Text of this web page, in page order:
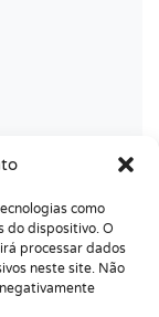
como
do dispositivo. O
processar dados
neste site. Não